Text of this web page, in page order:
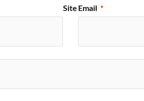
Email *
Site